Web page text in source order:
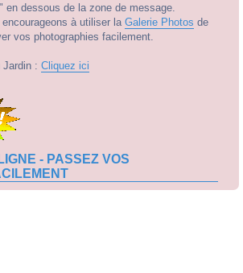
en dessous de la zone de message.
à utiliser la Galerie Photos de
vos photographies facilement.
Jardin : Cliquez ici
- PASSEZ VOS